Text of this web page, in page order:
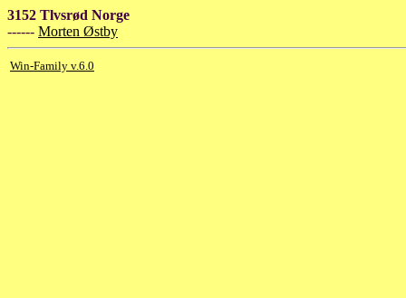
3152 Tlvsrød Norge
------ Morten Østby
Win-Family v.6.0